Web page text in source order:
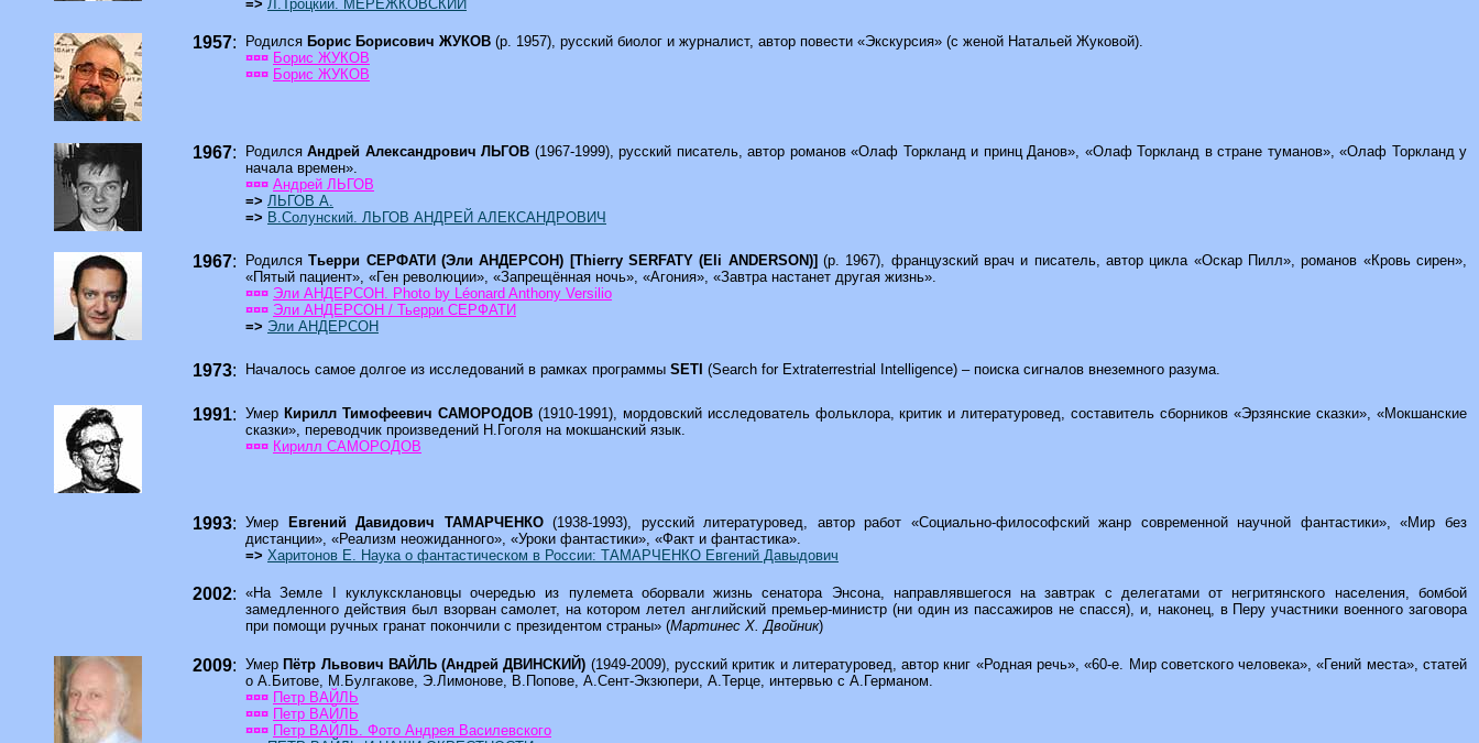
=> Л.Троцкий. МЕРЕЖКОВСКИЙ
1957: Родился Борис Борисович ЖУКОВ (р. 1957), русский биолог и журналист, автор повести «Экскурсия» (с женой Натальей Жуковой).
¤¤¤ Борис ЖУКОВ
¤¤¤ Борис ЖУКОВ
1967: РодилсяАндрей Александрович ЛЬГОВ (1967-1999), русский писатель, автор романов «Олаф Торкланд и принц Данов», «Олаф Торкланд в стране туманов», «Олаф Торкланд у
начала времен».
¤¤¤ Андрей ЛЬГОВ
=> ЛЬГОВ А.
=> В.Солунский. ЛЬГОВ АНДРЕЙ АЛЕКСАНДРОВИЧ
1967: РодилсяТьерри СЕРФАТИ (Эли АНДЕРСОН) [Thierry SERFATY (Eli ANDERSON)](р. 1967), французский врач и писатель, автор цикла «Оскар Пилл», романов «Кровь сирен»,
«Пятый пациент», «Ген революции», «Запрещённая ночь», «Агония», «Завтра настанет другая жизнь».
¤¤¤ Эли АНДЕРСОН. Photo by Léonard Anthony Versilio
¤¤¤ Эли АНДЕРСОН / Тьерри СЕРФАТИ
=> Эли АНДЕРСОН
1973: Началось самое долгое из исследований в рамках программы SETI (Search for Extraterrestrial Intelligence) – поиска сигналов внеземного разума.
1991: Умер Кирилл Тимофеевич САМОРОДОВ (1910-1991), мордовский исследователь фольклора, критик и литературовед, составитель сборников «Эрзянские сказки», «Мокшанские
сказки», переводчик произведений Н.Гоголя на мокшанский язык.
¤¤¤ Кирилл САМОРОДОВ
1993: Умер Евгений Давидович ТАМАРЧЕНКО(1938-1993), русский литературовед, автор работ «Социально-философский жанр современной научной фантастики», «Мир без
дистанции», «Реализм неожиданного», «Уроки фантастики», «Факт и фантастика».
=> Харитонов Е. Hаука о фантастическом в России: ТАМАРЧЕНКО Евгений Давыдович
2002: «На Земле I куклуксклановцы очередью из пулемета оборвали жизнь сенатора Энсона, направлявшегося на завтрак с делегатами от негритянского населения, бомбой
замедленного действия был взорван самолет, на котором летел английский премьер-министр (ни один из пассажиров не спасся), и, наконец, в Перу участники военного заговора
при помощи ручных гранат покончили с президентом страны» (Мартинес Х. Двойник)
2009: УмерПётр Львович ВАЙЛЬ (Андрей ДВИНСКИЙ) (1949-2009), русский критик и литературовед, автор книг «Родная речь», «60-е. Мир советского человека», «Гений места», статей
о А.Битове, М.Булгакове, Э.Лимонове, В.Попове, А.Сент-Экзюпери, А.Терце, интервью с А.Германом.
¤¤¤ Петр ВАЙЛЬ
¤¤¤ Петр ВАЙЛЬ
¤¤¤ Петр ВАЙЛЬ. Фото Андрея Василевского